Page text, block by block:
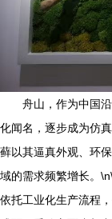
舟山，作为中国
化闻名，逐步成为仿
藓以其逼真外观、环
域的需求频繁增长。
依托工业化生产流程